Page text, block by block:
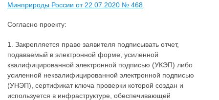
Минприроды России от 22.07.2020 № 468
Согласно проекту:
1. Закрепляется право заявителя подписывать отчет,
подаваемый в электронной форме, усиленной
квалифицированной электронной подписью (УКЭП) либо
усиленной неквалифицированной электронной подписью
(УНЭП), сертификат ключа проверки которой создан и
используется в инфраструктуре, обеспечивающей